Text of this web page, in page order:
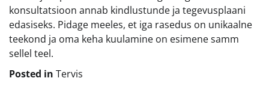
konsultatsioon annab kindlustunde ja tegevusplaani
edasiseks. Pidage meeles, et iga rasedus on unikaalne
teekond ja oma keha kuulamine on esimene samm
sellel teel.
Posted in Tervis